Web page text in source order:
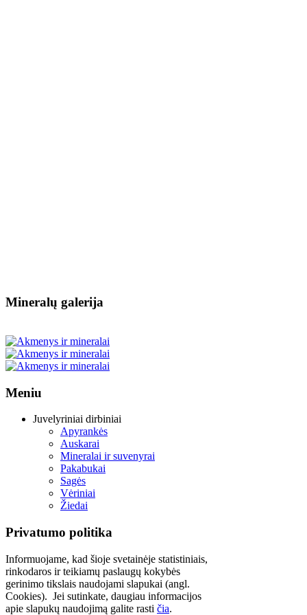
Mineralų galerija
Meniu
Juvelyriniai dirbiniai
Apyrankės
Auskarai
Mineralai ir suvenyrai
Pakabukai
Sagės
Vėriniai
Žiedai
Privatumo politika
Informuojame, kad šioje svetainėje statistiniais,
rinkodaros ir teikiamų paslaugų kokybės
gerinimo tikslais naudojami slapukai (angl.
Cookies). Jei sutinkate, daugiau informacijos
apie slapukų naudojimą galite rasti čia.